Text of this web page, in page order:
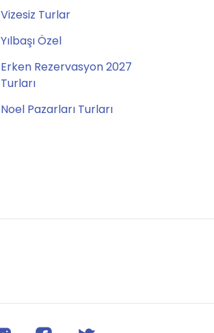
Vizesiz Turlar
Yılbaşı Özel
Erken Rezervasyon 2027
Turları
Noel Pazarları Turları